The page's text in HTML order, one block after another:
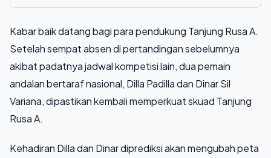
Kabar baik datang bagi para pendukung Tanjung Rusa A.
Setelah sempat absen di pertandingan sebelumnya
akibat padatnya jadwal kompetisi lain, dua pemain
andalan bertaraf nasional, Dilla Padilla dan Dinar Sil
Variana, dipastikan kembali memperkuat skuad Tanjung
Rusa A.
Kehadiran Dilla dan Dinar diprediksi akan mengubah peta